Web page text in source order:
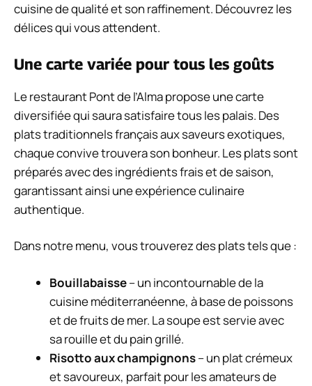
cuisine de qualité et son raffinement. Découvrez les
délices qui vous attendent.
Une carte variée pour tous les goûts
Le restaurant Pont de l’Alma propose une carte
diversifiée qui saura satisfaire tous les palais. Des
plats traditionnels français aux saveurs exotiques,
chaque convive trouvera son bonheur. Les plats sont
préparés avec des ingrédients frais et de saison,
garantissant ainsi une expérience culinaire
authentique.
Dans notre menu, vous trouverez des plats tels que :
Bouillabaisse– un incontournable de la
cuisine méditerranéenne, à base de poissons
et de fruits de mer. La soupe est servie avec
sa rouille et du pain grillé.
Risotto aux champignons– un plat crémeux
et savoureux, parfait pour les amateurs de